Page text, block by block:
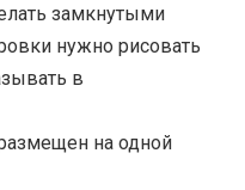
замкнутыми
нужно рисовать
в
на одной